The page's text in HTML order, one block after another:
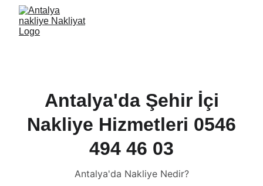
Antalya'da Şehir İçi
Nakliye Hizmetleri 0546
494 46 03
Antalya'da Nakliye Nedir?